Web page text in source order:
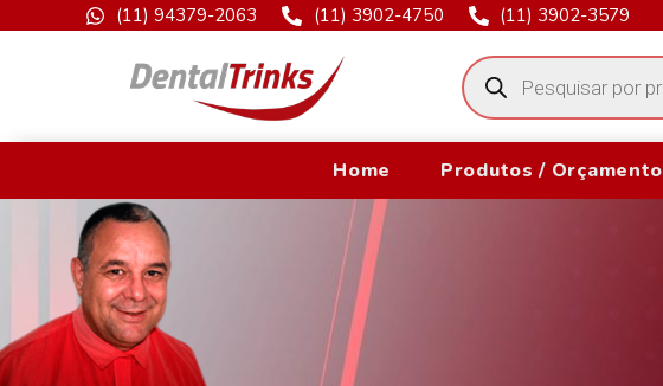
(11) 94379-2063 (11) 3902-4750 (11) 3902-3579
Home Produtos / Orçamento